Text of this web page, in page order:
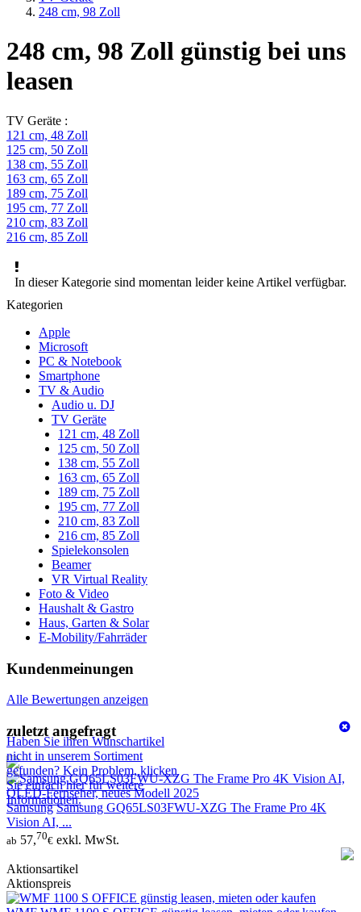
248 cm, 98 Zoll
248 cm, 98 Zoll günstig bei uns
leasen
TV Geräte :
121 cm, 48 Zoll
125 cm, 50 Zoll
138 cm, 55 Zoll
163 cm, 65 Zoll
189 cm, 75 Zoll
195 cm, 77 Zoll
210 cm, 83 Zoll
216 cm, 85 Zoll
In dieser Kategorie sind momentan leider keine Artikel verfügbar.
Kategorien
Apple
Microsoft
PC & Notebook
Smartphone
TV & Audio
Audio u. DJ
TV Geräte
121 cm, 48 Zoll
125 cm, 50 Zoll
138 cm, 55 Zoll
163 cm, 65 Zoll
189 cm, 75 Zoll
195 cm, 77 Zoll
210 cm, 83 Zoll
216 cm, 85 Zoll
Spielekonsolen
Beamer
VR Virtual Reality
Foto & Video
Haushalt & Gastro
Haus, Garten & Solar
E-Mobility/Fahrräder
Kundenmeinungen
Alle Bewertungen anzeigen
zuletzt angefragt
Samsung Samsung GQ65LS03FWU-XZG The Frame Pro 4K
Vision AI, ...
ab 57,70€ exkl. MwSt.
Haben Sie ihren Wunschartikel
nicht in unserem Sortiment
gefunden? Kein Problem, klicken
Sie einfach hier für weitere
Informationen.
Aktionsartikel
Aktionspreis